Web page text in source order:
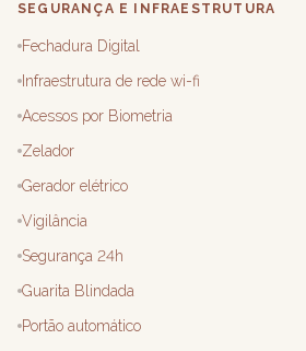
SEGURANÇA E INFRAESTRUTURA
Fechadura Digital
Infraestrutura de rede wi-fi
Acessos por Biometria
Zelador
Gerador elétrico
Vigilância
Segurança 24h
Guarita Blindada
Portão automático